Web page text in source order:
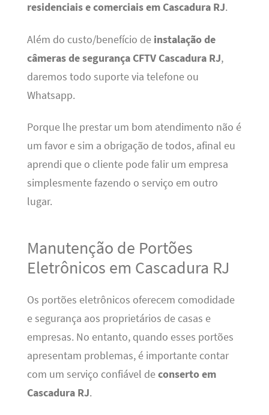
residenciais e comerciais em Cascadura RJ.
Além do custo/benefício de instalação de
câmeras de segurança CFTV Cascadura RJ,
daremos todo suporte via telefone ou
Whatsapp.
Porque lhe prestar um bom atendimento não é
um favor e sim a obrigação de todos, afinal eu
aprendi que o cliente pode falir um empresa
simplesmente fazendo o serviço em outro
lugar.
Manutenção de Portões
Eletrônicos em Cascadura RJ
Os portões eletrônicos oferecem comodidade
e segurança aos proprietários de casas e
empresas. No entanto, quando esses portões
apresentam problemas, é importante contar
com um serviço confiável deconserto em
Cascadura RJ.